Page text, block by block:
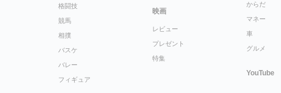
格闘技
競馬
相撲
バスケ
バレー
フィギュア
映画
レビュー
プレゼント
特集
からだ
マネー
車
グルメ
YouTube